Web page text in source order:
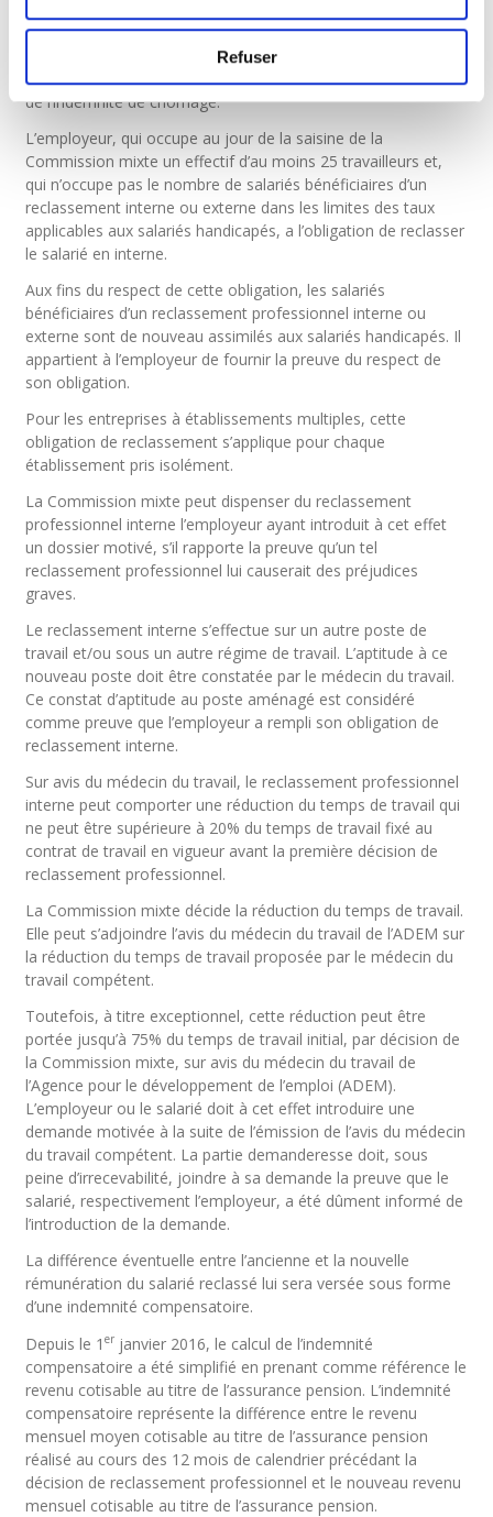
Refuser
Commission mixte constitue la condition préalable obligatoire
Sont donc exclus les bénéficiaires du REVIS et les attributaires
de l’indemnité de chômage.
L’employeur, qui occupe au jour de la saisine de la
Commission mixte un effectif d’au moins 25 travailleurs et,
qui n’occupe pas le nombre de salariés bénéficiaires d’un
reclassement interne ou externe dans les limites des taux
applicables aux salariés handicapés, a l’obligation de reclasser
le salarié en interne.
Aux fins du respect de cette obligation, les salariés
bénéficiaires d’un reclassement professionnel interne ou
externe sont de nouveau assimilés aux salariés handicapés. Il
appartient à l’employeur de fournir la preuve du respect de
son obligation.
Pour les entreprises à établissements multiples, cette
obligation de reclassement s’applique pour chaque
établissement pris isolément.
La Commission mixte peut dispenser du reclassement
professionnel interne l’employeur ayant introduit à cet effet
un dossier motivé, s’il rapporte la preuve qu’un tel
reclassement professionnel lui causerait des préjudices
graves.
Le reclassement interne s’effectue sur un autre poste de
travail et/ou sous un autre régime de travail. L’aptitude à ce
nouveau poste doit être constatée par le médecin du travail.
Ce constat d’aptitude au poste aménagé est considéré
comme preuve que l’employeur a rempli son obligation de
reclassement interne.
Sur avis du médecin du travail, le reclassement professionnel
interne peut comporter une réduction du temps de travail qui
ne peut être supérieure à 20% du temps de travail fixé au
contrat de travail en vigueur avant la première décision de
reclassement professionnel.
La Commission mixte décide la réduction du temps de travail.
Elle peut s’adjoindre l’avis du médecin du travail de l’ADEM sur
la réduction du temps de travail proposée par le médecin du
travail compétent.
Toutefois, à titre exceptionnel, cette réduction peut être
portée jusqu’à 75% du temps de travail initial, par décision de
la Commission mixte, sur avis du médecin du travail de
l’Agence pour le développement de l’emploi (ADEM).
L’employeur ou le salarié doit à cet effet introduire une
demande motivée à la suite de l’émission de l’avis du médecin
du travail compétent. La partie demanderesse doit, sous
peine d’irrecevabilité, joindre à sa demande la preuve que le
salarié, respectivement l’employeur, a été dûment informé de
l’introduction de la demande.
La différence éventuelle entre l’ancienne et la nouvelle
rémunération du salarié reclassé lui sera versée sous forme
d’une indemnité compensatoire.
Depuis le 1er janvier 2016, le calcul de l’indemnité
compensatoire a été simplifié en prenant comme référence le
revenu cotisable au titre de l’assurance pension. L’indemnité
compensatoire représente la différence entre le revenu
mensuel moyen cotisable au titre de l’assurance pension
réalisé au cours des 12 mois de calendrier précédant la
décision de reclassement professionnel et le nouveau revenu
mensuel cotisable au titre de l’assurance pension.